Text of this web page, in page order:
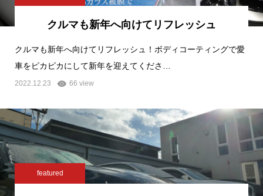
クルマも新年へ向けてリフレッシュ
クルマも新年へ向けてリフレッシュ！ボディコーティングで愛
車をピカピカにして新年を迎えてくださ…
2022.12.23 66 view
featured